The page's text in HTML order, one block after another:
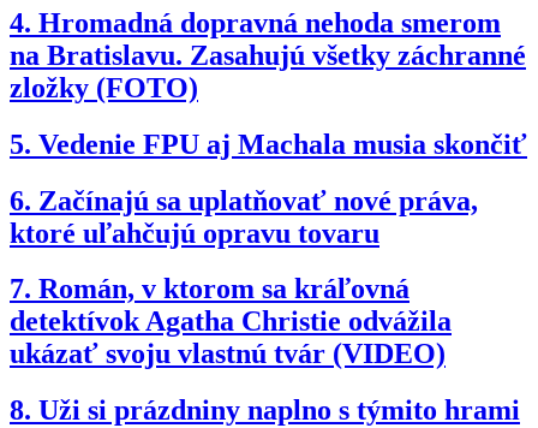
4. Hromadná dopravná nehoda smerom
na Bratislavu. Zasahujú všetky záchranné
zložky (FOTO)
5. Vedenie FPU aj Machala musia skončiť
6. Začínajú sa uplatňovať nové práva,
ktoré uľahčujú opravu tovaru
7. Román, v ktorom sa kráľovná
detektívok Agatha Christie odvážila
ukázať svoju vlastnú tvár (VIDEO)
8. Uži si prázdniny naplno s týmito hrami